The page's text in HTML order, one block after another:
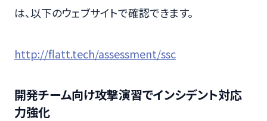
は、以下のウェブサイトで確認できます。
http://flatt.tech/assessment/ssc
開発チーム向け攻撃演習でインシデント対応
力強化